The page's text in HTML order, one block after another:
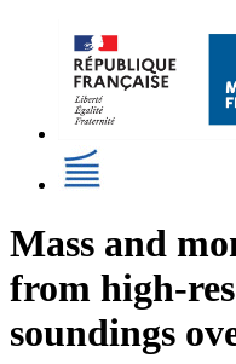
Mass and
from high-
soundings